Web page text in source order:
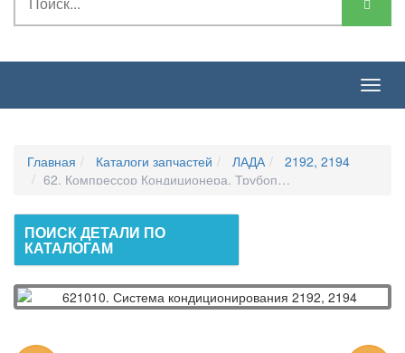
Главная Каталоги запчастей ЛАДА
2192, 2194
62. Компрессор Кондиционера, Трубопроводы-621010.
ПОИСК ДЕТАЛИ ПО
КАТАЛОГАМ